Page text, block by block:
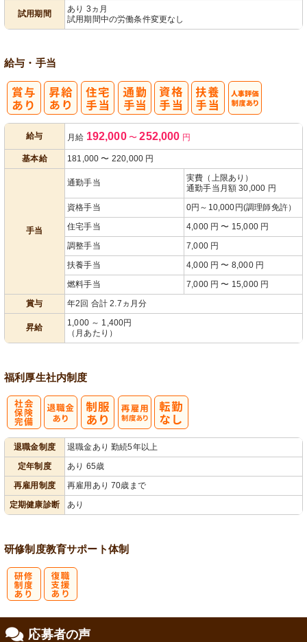
試用期間
あり 3ヵ月
試用期間中の労働条件変更なし
給与・手当
給与 月給 192,000 〜 252,000 円
基本給 181,000 〜 220,000 円
手当
通勤手当
実費（上限あり）
通勤手当月額 30,000 円
資格手当
0円～10,000円(調理師免許）
住宅手当
4,000 円 〜 15,000 円
調整手当
7,000 円
扶養手当
4,000 円 〜 8,000 円
燃料手当
7,000 円 〜 15,000 円
賞与
年2回 合計 2.7ヵ月分
昇給
1,000 ～ 1,400円
（月あたり）
福利厚生社内制度
退職金制度
退職金あり 勤続5年以上
定年制度
あり 65歳
再雇用制度
再雇用あり 70歳まで
定期健康診断
あり
研修制度教育サポート体制
応募者の声